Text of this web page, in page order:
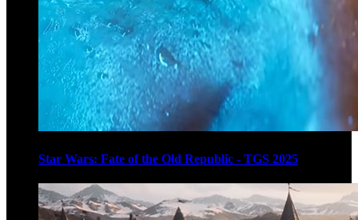
Star Wars: Fate of the Old Republic - TGS 2025